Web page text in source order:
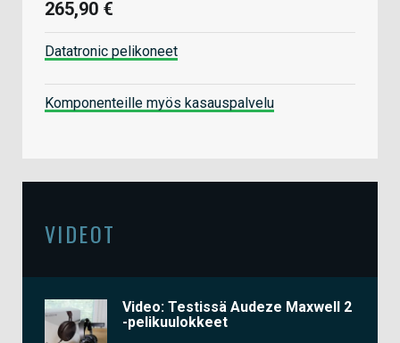
265,90 €
Datatronic pelikoneet
Komponenteille myös kasauspalvelu
VIDEOT
Video: Testissä Audeze Maxwell 2
-pelikuulokkeet